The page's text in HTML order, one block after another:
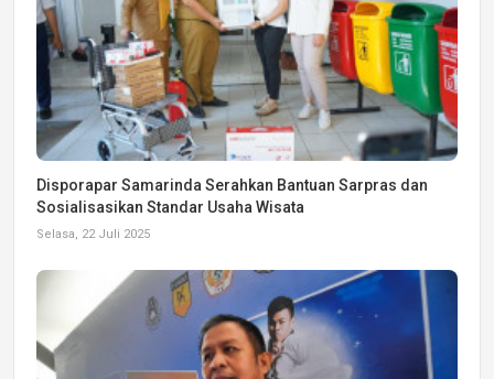
Disporapar Samarinda Serahkan Bantuan Sarpras dan
Sosialisasikan Standar Usaha Wisata
Selasa, 22 Juli 2025